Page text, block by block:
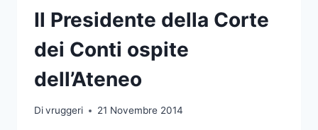
CONVEGNO
IN
AULA
MAGNA
Il Presidente della Corte
dei Conti ospite
dell’Ateneo
Divruggeri 21 Novembre 2014